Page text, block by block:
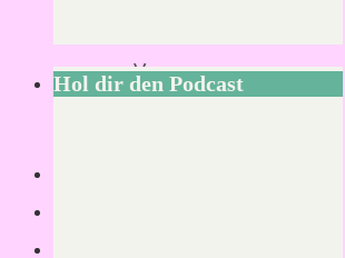
Von
Hol dir den Podcast